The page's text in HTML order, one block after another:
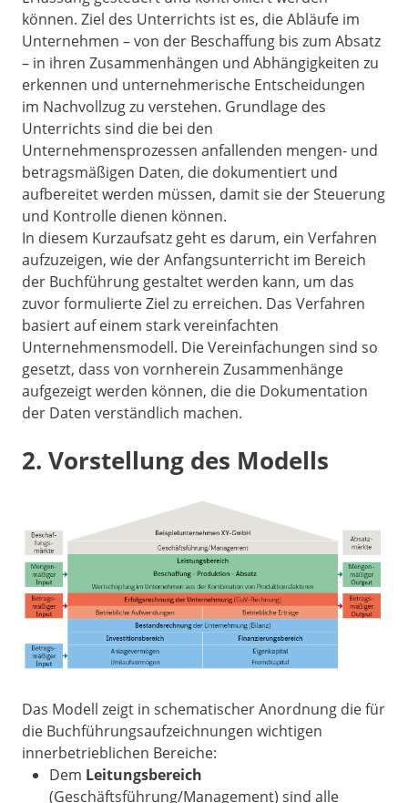
können. Ziel des Unterrichts ist es, die Abläufe im
Unternehmen – von der Beschaffung bis zum Absatz
– in ihren Zusammenhängen und Abhängigkeiten zu
erkennen und unternehmerische Entscheidungen
im Nachvollzug zu verstehen. Grundlage des
Unterrichts sind die bei den
Unternehmensprozessen anfallenden mengen- und
betragsmäßigen Daten, die dokumentiert und
aufbereitet werden müssen, damit sie der Steuerung
und Kontrolle dienen können.
In diesem Kurzaufsatz geht es darum, ein Verfahren
aufzuzeigen, wie der Anfangsunterricht im Bereich
der Buchführung gestaltet werden kann, um das
zuvor formulierte Ziel zu erreichen. Das Verfahren
basiert auf einem stark vereinfachten
Unternehmensmodell. Die Vereinfachungen sind so
gesetzt, dass von vornherein Zusammenhänge
aufgezeigt werden können, die die Dokumentation
der Daten verständlich machen.
2. Vorstellung des Modells
Das Modell zeigt in schematischer Anordnung die für
die Buchführungsaufzeichnungen wichtigen
innerbetrieblichen Bereiche:
Dem Leitungsbereich
(Geschäftsführung/Management) sind alle